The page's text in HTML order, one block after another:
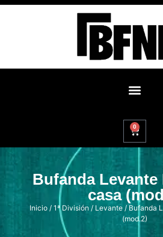
0
Bufanda Levante
casa
Inicio / 1ª División / Levante / Bufanda
(mod.2)